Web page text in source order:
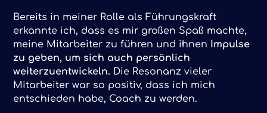
Bereits in meiner Rolle als Führungskraft
erkannte ich, dass es mir großen Spaß machte,
meine Mitarbeiter zu führen und ihnen Impulse
zu geben, um sich auch persönlich
weiterzuentwickeln. Die Resonanz vieler
Mitarbeiter war so positiv, dass ich mich
entschieden habe, Coach zu werden.